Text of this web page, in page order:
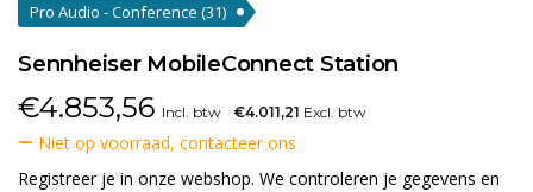
Pro Audio - Conference (31)
Sennheiser MobileConnect Station
€4.853,56 Incl. btw €4.011,21 Excl. btw
Niet op voorraad, contacteer ons
Registreer je in onze webshop. We controleren je gegevens en